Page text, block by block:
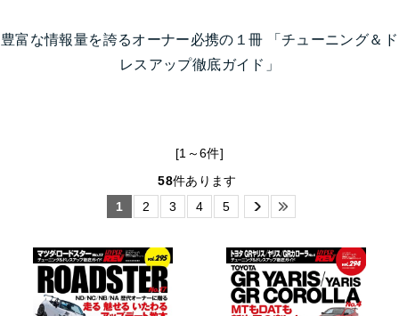
豊富な情報量を誇るオーナー必携の１冊 「チューニング＆ド
レスアップ徹底ガイド」
[1～6件]
58件あります
1
2 3 4 5